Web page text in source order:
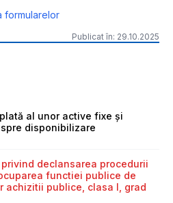
formularelor
Publicat în: 29.10.2025
al unor active fixe și
disponibilizare
declansarea procedurii
functiei publice de
achizitii publice, clasa I, grad